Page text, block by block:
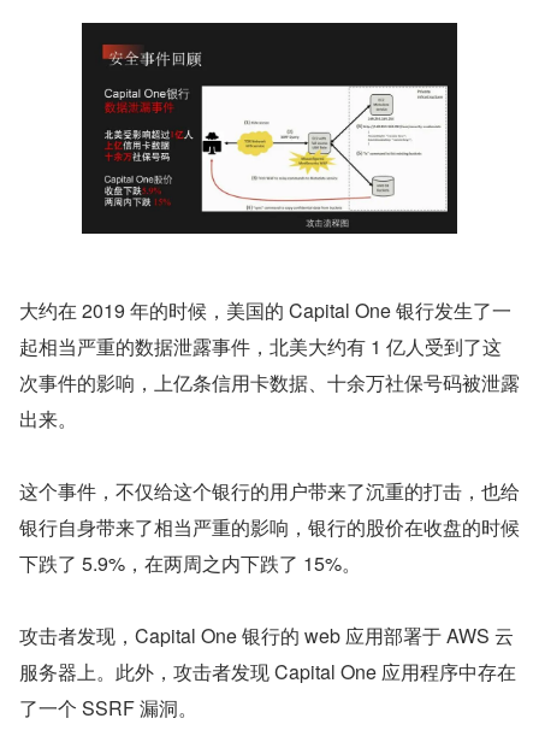
大约在 2019 年的时候，美国的 Capital One 银行发生了一
起相当严重的数据泄露事件，北美大约有 1 亿人受到了这
次事件的影响，上亿条信用卡数据、十余万社保号码被泄露
出来。
这个事件，不仅给这个银行的用户带来了沉重的打击，也给
银行自身带来了相当严重的影响，银行的股价在收盘的时候
下跌了 5.9%，在两周之内下跌了 15%。
攻击者发现，Capital One 银行的 web 应用部署于 AWS 云
服务器上。此外，攻击者发现 Capital One 应用程序中存在
了一个 SSRF 漏洞。